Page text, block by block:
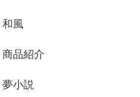
和風
商品紹介
夢小説